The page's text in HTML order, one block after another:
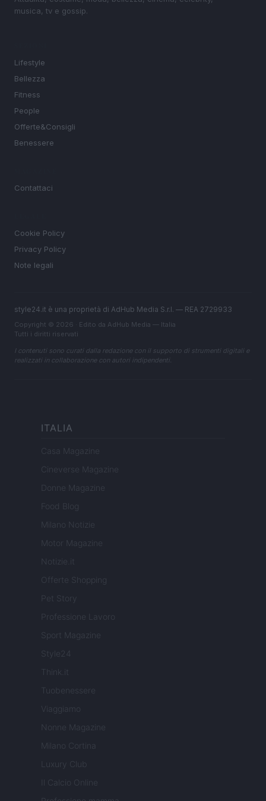
musica, tv e gossip.
Lifestyle
Bellezza
Fitness
People
Offerte&Consigli
Benessere
Contattaci
Cookie Policy
Privacy Policy
Note legali
style24.it è una proprietà di AdHub Media S.r.l. — REA 2729933
Copyright © 2026 · Edito da AdHub Media — Italia
Tutti i diritti riservati
I contenuti sono curati dalla redazione con il supporto di strumenti digitali e
realizzati in collaborazione con autori indipendenti.
ITALIA
Casa Magazine
Cineverse Magazine
Donne Magazine
Food Blog
Milano Notizie
Motor Magazine
Notizie.it
Offerte Shopping
Pet Story
Professione Lavoro
Sport Magazine
Style24
Think.it
Tuobenessere
Viaggiamo
Nonne Magazine
Milano Cortina
Luxury Club
Il Calcio Online